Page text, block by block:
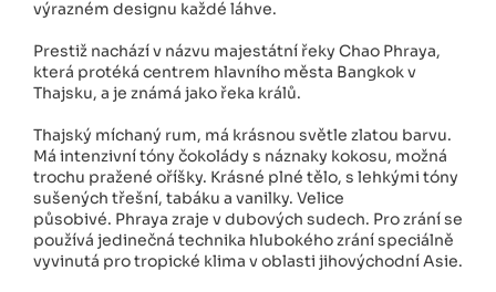
výrazném designu každé láhve.
Prestiž nachází v názvu majestátní řeky Chao Phraya,
která protéká centrem hlavního města Bangkok v
Thajsku, a je známá jako řeka králů.
Thajský míchaný rum, má krásnou světle zlatou barvu.
Má intenzivní tóny čokolády s náznaky kokosu, možná
trochu pražené oříšky. Krásné plné tělo, s lehkými tóny
sušených třešní, tabáku a vanilky. Velice
působivé. Phraya zraje v dubových sudech. Pro zrání se
používá jedinečná technika hlubokého zrání speciálně
vyvinutá pro tropické klima v oblasti jihovýchodní Asie.